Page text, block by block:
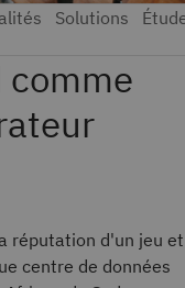
réputation d'un jeu et
centre de données